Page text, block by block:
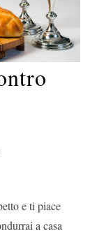
e ti piace
a casa